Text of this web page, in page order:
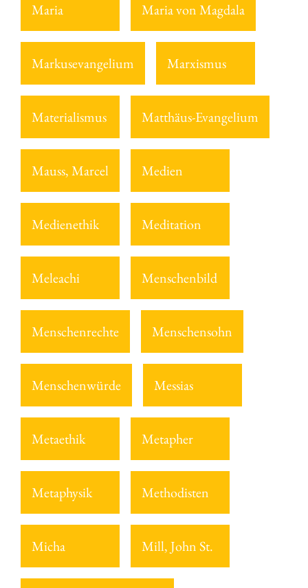
Maria Maria von Magdala
Markusevangelium Marxismus
Materialismus Matthäus-Evangelium
Mauss, Marcel Medien
Medienethik Meditation
Meleachi Menschenbild
Menschenrechte Menschensohn
Menschenwürde Messias
Metaethik Metapher
Metaphysik Methodisten
Micha Mill, John St.